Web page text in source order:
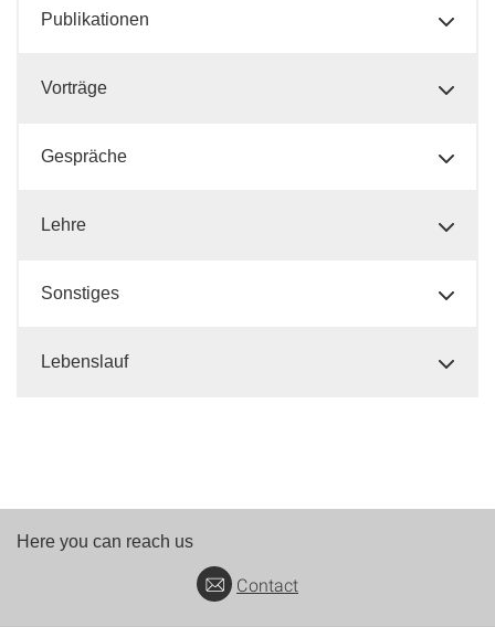
Publikationen
Vorträge
Gespräche
Lehre
Sonstiges
Lebenslauf
Here you can reach us
Contact